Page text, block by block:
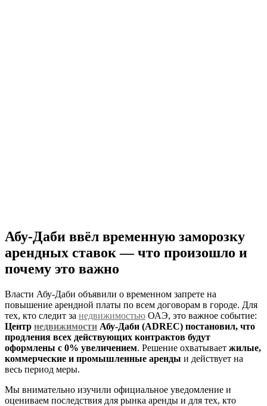
Абу‑Даби ввёл временную заморозку
арендных ставок — что произошло и
почему это важно
Власти Абу‑Даби объявили о временном запрете на
повышение арендной платы по всем договорам в городе. Для
тех, кто следит за недвижимостью ОАЭ, это важное событие:
Центр недвижимости Абу‑Даби (ADREC) постановил, что
продления всех действующих контрактов будут
оформлены с 0% увеличением. Решение охватывает жилые,
коммерческие и промышленные аренды и действует на
весь период меры.
Мы внимательно изучили официальное уведомление и
оцениваем последствия для рынка аренды и для тех, кто